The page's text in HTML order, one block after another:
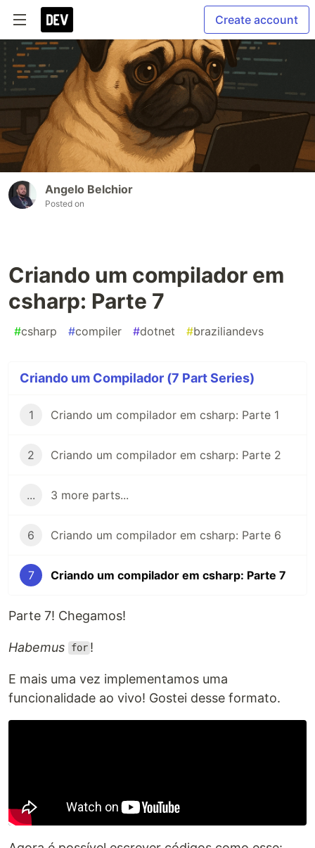
Create account
Angelo Belchior
Posted on
Criando um compilador em
csharp: Parte 7
#csharp #compiler #dotnet #braziliandevs
Criando um Compilador (7 Part Series)
1 Criando um compilador em csharp: Parte 1
2 Criando um compilador em csharp: Parte 2
... 3 more parts...
6 Criando um compilador em csharp: Parte 6
7 Criando um compilador em csharp: Parte 7
Parte 7! Chegamos!
Habemus for !
E mais uma vez implementamos uma
funcionalidade ao vivo! Gostei desse formato.